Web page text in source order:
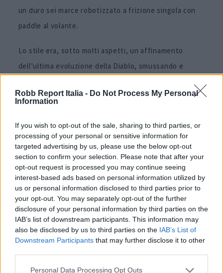
Robb Report Italia - Do Not Process My Personal
Information
If you wish to opt-out of the sale, sharing to third parties, or
processing of your personal or sensitive information for
targeted advertising by us, please use the below opt-out
section to confirm your selection. Please note that after your
opt-out request is processed you may continue seeing
interest-based ads based on personal information utilized by
us or personal information disclosed to third parties prior to
your opt-out. You may separately opt-out of the further
disclosure of your personal information by third parties on the
IAB’s list of downstream participants. This information may
also be disclosed by us to third parties on the IAB’s List of
Downstream Participants that may further disclose it to other
Personal Data Processing Opt Outs
un duro sei marce robotizzato a frizione singola con
paddle al volante.
Lo stile era, sotto molti aspetti, un affinamento
dell’ultima evoluzione della Diablo, smussando e
aggiungendo al contempo solidità e modernità al
nota erano le prese d’aria del motore dietro le porte,
che si aprivano a velocità elevate per aspirare più aria.
L’aspetto del design non era solo esotico, era eroico.
Infatti, ricordava così tanto una
Batmobile
che
risultò perfettamente naturale quando ilBruce
Wayne
Christian Bale ne guidò una sia in “Batman
Begins” sia in “Il Cavaliere Oscuro”. A rendere il tutto
più coerente:murciélagoè la parola spagnola per